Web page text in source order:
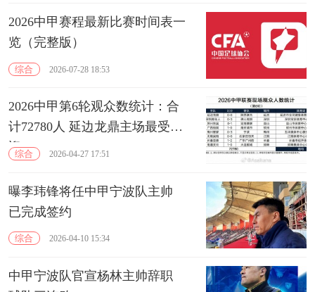
2026中甲赛程最新比赛时间表一
览（完整版）
综合 2026-07-28 18:53
2026中甲第6轮观众数统计：合
计72780人 延边龙鼎主场最受欢
迎综合 2026-04-27 17:51
曝李玮锋将任中甲宁波队主帅
已完成签约
综合 2026-04-10 15:34
中甲宁波队官宣杨林主帅辞职